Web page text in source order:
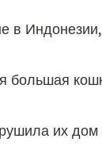
большая
их дом